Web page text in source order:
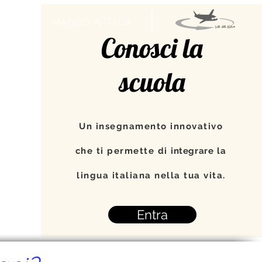
Conosci la
scuola
Un insegnamento innovativo
che ti permette di integrare la
lingua italiana nella tua vita.
Entra